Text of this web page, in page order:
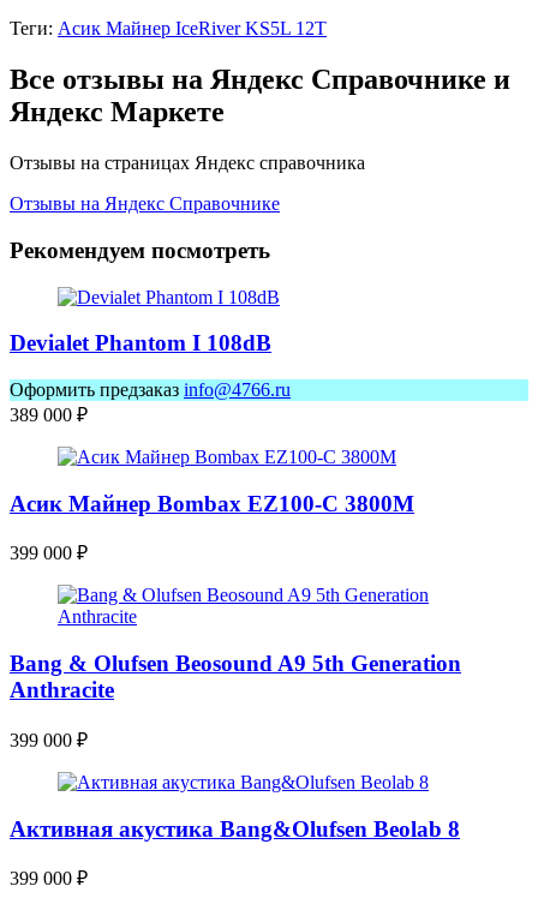
Теги: Асик Майнер IceRiver KS5L 12T
Все отзывы на Яндекс Справочнике и
Яндекс Маркете
Отзывы на страницах Яндекс справочника
Отзывы на Яндекс Справочнике
Рекомендуем посмотреть
Devialet Phantom I 108dB
Оформить предзаказ info@4766.ru
389 000 ₽
Асик Майнер Bombax EZ100-C 3800M
399 000 ₽
Bang & Olufsen Beosound A9 5th Generation
Anthracite
399 000 ₽
Активная акустика Bang&Olufsen Beolab 8
399 000 ₽